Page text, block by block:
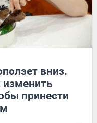
вниз.
изменить
принести